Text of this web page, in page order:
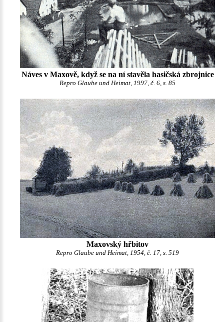
Náves v Maxově, když se na ní stavěla hasičská zbrojnice
Repro Glaube und Heimat, 1997, č. 6, s. 85
Maxovský hřbitov
Repro Glaube und Heimat, 1954, č. 17, s. 519